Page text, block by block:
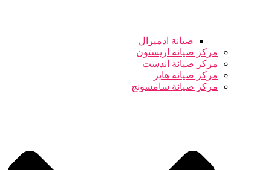
صيانة ادميرال
مركز صيانة اريستون
مركز صيانة اندست
مركز صيانة هاير
مركز صيانة سامسونج